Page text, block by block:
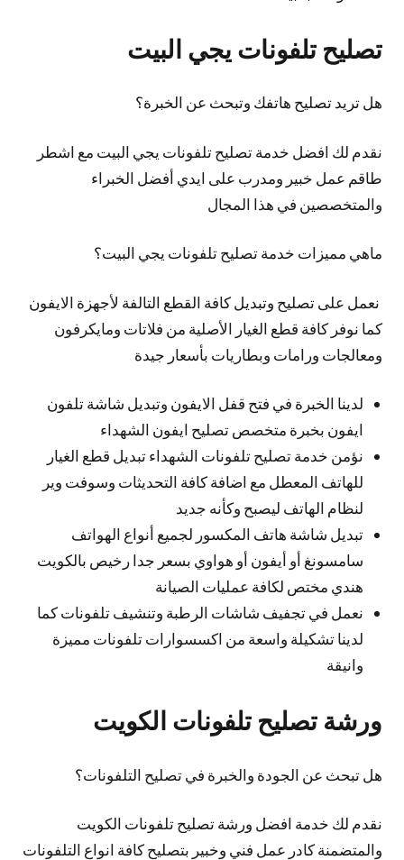
تصليح تلفونات يجي البيت
هل تريد تصليح هاتفك وتبحث عن الخبرة؟
نقدم لك افضل خدمة تصليح تلفونات يجي البيت مع اشطر
طاقم عمل خبير ومدرب على ايدي أفضل الخبراء
والمتخصصين في هذا المجال
ماهي مميزات خدمة تصليح تلفونات يجي البيت؟
نعمل على تصليح وتبديل كافة القطع التالفة لأجهزة الايفون
كما نوفر كافة قطع الغيار الأصلية من فلاتات ومايكرفون
ومعالجات ورامات وبطاريات بأسعار جيدة
لدينا الخبرة في فتح قفل الايفون وتبديل شاشة تلفون
ايفون بخبرة متخصص تصليح ايفون الشهداء
نؤمن خدمة تصليح تلفونات الشهداء تبديل قطع الغيار
للهاتف المعطل مع اضافة كافة التحديثات وسوفت وير
لنظام الهاتف ليصبح وكأنه جديد
تبديل شاشة هاتف المكسور لجميع أنواع الهواتف
سامسونغ أو أيفون أو هواوي بسعر جدا رخيص بالكويت
هندي مختص لكافة عمليات الصيانة
نعمل في تجفيف شاشات الرطبة وتنشيف تلفونات كما
لدينا تشكيلة واسعة من اكسسوارات تلفونات مميزة
وانيقة
ورشة تصليح تلفونات الكويت
هل تبحث عن الجودة والخبرة في تصليح التلفونات؟
نقدم لك خدمة افضل ورشة تصليح تلفونات الكويت
والمتضمنة كادر عمل فني وخبير بتصليح كافة انواع التلفونات